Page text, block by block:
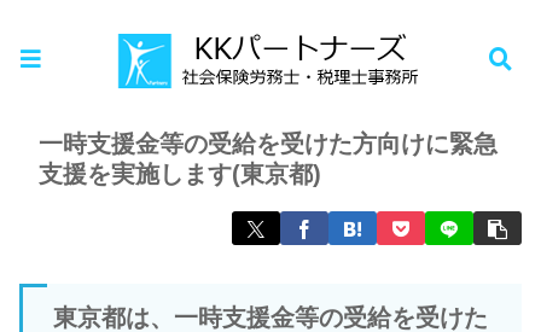
お知らせ
一時支援金等の受給を受けた方向けに緊急
支援を実施します(東京都)
東京都は、一時支援金等の受給を受けた